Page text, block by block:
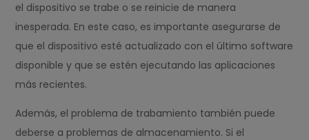
el dispositivo se trabe o se reinicie de manera
inesperada. En este caso, es importante asegurarse de
que el dispositivo esté actualizado con el último software
disponible y que se estén ejecutando las aplicaciones
más recientes.
Además, el problema de trabamiento también puede
deberse a problemas de almacenamiento. Si el